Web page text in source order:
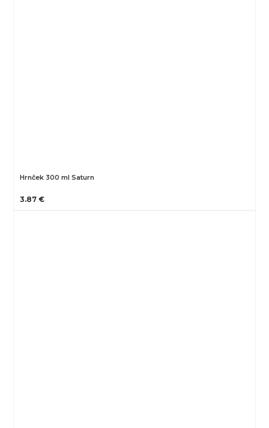
Hrnček 300 ml Saturn
3.87 €